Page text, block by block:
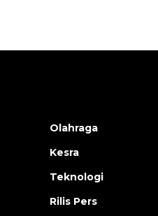
Olahraga
Kesra
Teknologi
Rilis Pers